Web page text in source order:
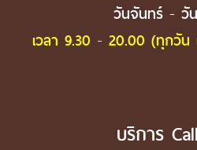
วันจันทร์ - วั
เวลา 9.30 - 20.00 (ทุกวัน
บริการ